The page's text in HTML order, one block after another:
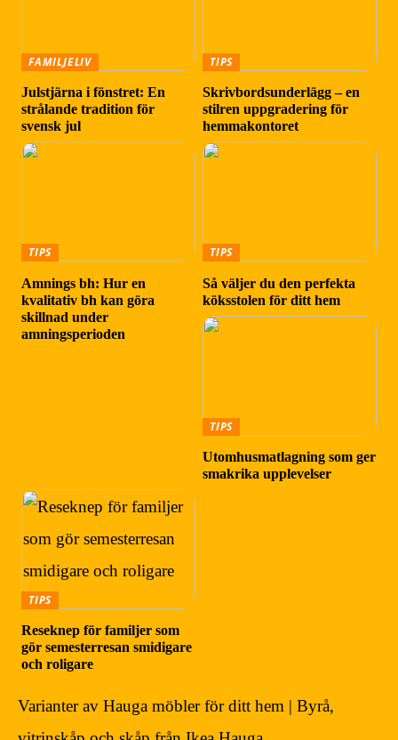
FAMILJELIV
Julstjärna i fönstret: En
strålande tradition för
svensk jul
TIPS
Skrivbordsunderlägg – en
stilren uppgradering för
hemmakontoret
TIPS
Amnings bh: Hur en
kvalitativ bh kan göra
skillnad under
amningsperioden
TIPS
Så väljer du den perfekta
köksstolen för ditt hem
TIPS
Utomhusmatlagning som ger
smakrika upplevelser
TIPS
Reseknep för familjer som
gör semesterresan smidigare
och roligare
Varianter av Hauga möbler för ditt hem | Byrå,